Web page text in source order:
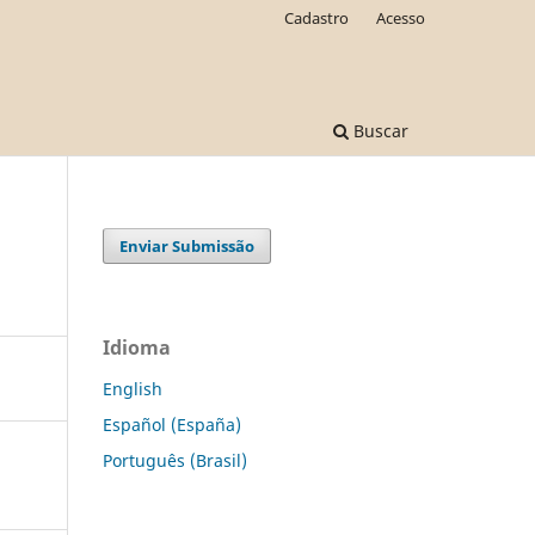
Buscar
Cadastro Acesso
Enviar Submissão
Idioma
English
Español (España)
Português (Brasil)